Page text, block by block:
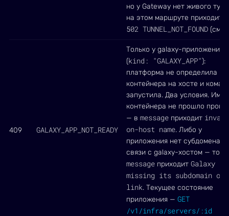
но у Gateway нет живого
на этом маршруте приходит
502 TUNNEL_NOT_FOUND (см.
409 GALAXY_APP_NOT_READY
Только у galaxy-приложения
(kind: "GALAXY_APP"):
платформа не определила
контейнера на хосте и
запустила. Два условия. Имя
контейнера не прошло
— в message приходит
on-host name. Либо у
приложения нет субдомена
связи с galaxy-хостом —
message приходит Galaxy
missing its subdomain or
link. Текущее состояние
приложения — GET
/v1/infra/servers/:id